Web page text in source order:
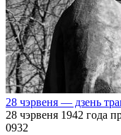
28 чэрвеня — дзень
28 чэрвеня 1942 года
0932